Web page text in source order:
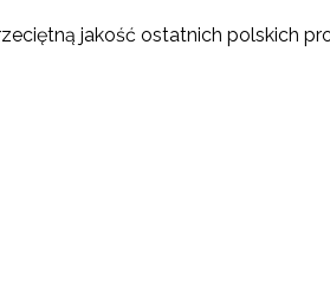
jakość ostatnich polskich